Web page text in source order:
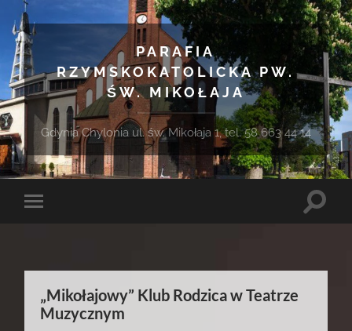
PARAFIA
RZYMSKOKATOLICKA PW.
ŚW. MIKOŁAJA
Gdynia Chylonia ul. św. Mikołaja 1, tel. 58 663 44 14
Toggle
Toggle
„Mikołajowy” Klub Rodzica w Teatrze
Muzycznym